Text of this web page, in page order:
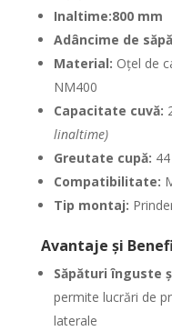
Inaltime:800 mm
Adâncime de
Material: Oțel de
NM400
Capacitate cuvă:
linaltime)
Greutate cupă:
Compatibilitate:
Tip montaj:
Avantaje și
Săpături înguste
permite lucrări de
laterale